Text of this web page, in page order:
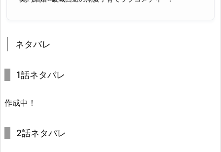
ネタバレ
1話ネタバレ
作成中！
2話ネタバレ